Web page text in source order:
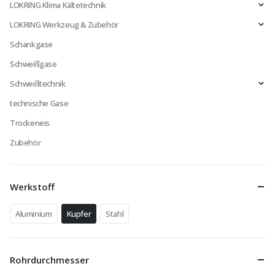
LOKRING Klima Kältetechnik
LOKRING Werkzeug & Zubehör
Schankgase
Schweißgase
Schweißtechnik
technische Gase
Trockeneis
Zubehör
Werkstoff
Aluminium Kupfer Stahl
Rohrdurchmesser